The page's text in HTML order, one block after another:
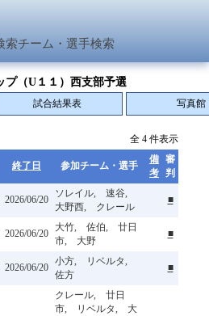
索チーム・選手検索
プ（U１１）西支部予選
試合結果表 写真館
全 4 件表示
終了日 参加チーム・選手
備
考
審
判
2026/06/20
ソレイル, 速谷,
大野西, クレール
■
2026/06/20
大竹, 佐伯, 廿日
市, 大野
■
2026/06/20
小方, リベルタ,
佐方
■
クレール, 廿日
市, リベルタ, 大